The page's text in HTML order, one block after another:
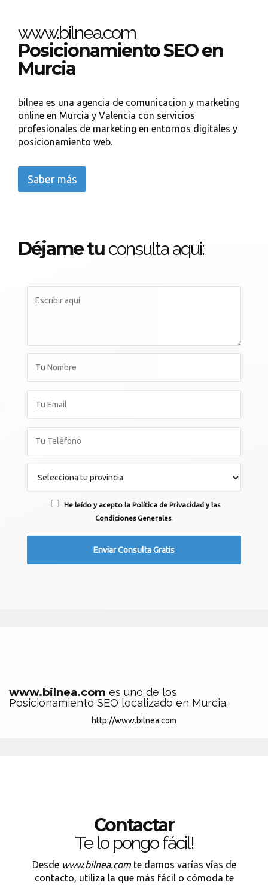
www.bilnea.com
Posicionamiento SEO en
Murcia
bilnea es una agencia de comunicacion y marketing
online en Murcia y Valencia con servicios
profesionales de marketing en entornos digitales y
posicionamiento web.
Saber más
Déjame tu consulta aqui:
He leído y acepto la Política de Privacidad y las
Condiciones Generales.
www.bilnea.com es uno de los
Posicionamiento SEO localizado en Murcia.
http://www.bilnea.com
Contactar
Te lo pongo fácil!
Desde www.bilnea.comte damos varías vías de
contacto, utiliza la que más fácil o cómoda te